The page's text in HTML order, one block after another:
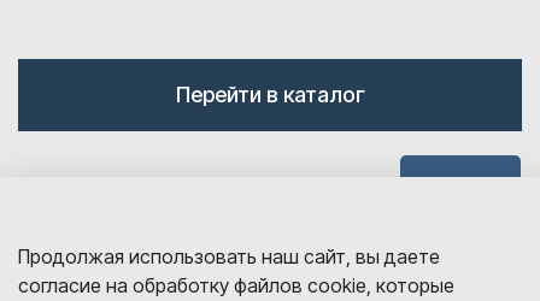
Перейти в каталог
Продолжая использовать наш сайт, вы даете
согласие на обработку файлов cookie, которые